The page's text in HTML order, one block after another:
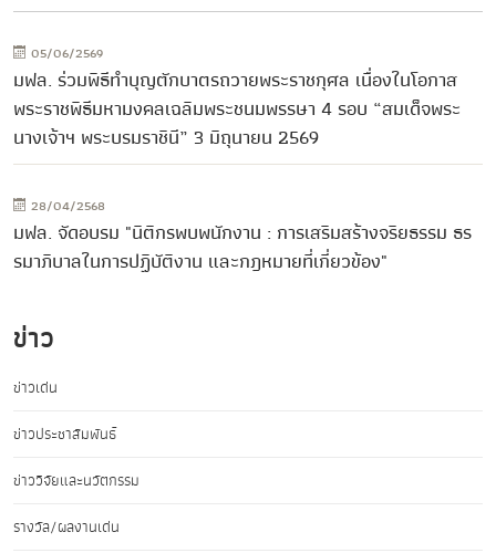
05/06/2569
มฟล. ร่วมพิธีทำบุญตักบาตรถวายพระราชกุศล เนื่องในโอกาส
พระราชพิธีมหามงคลเฉลิมพระชนมพรรษา 4 รอบ “สมเด็จพระ
นางเจ้าฯ พระบรมราชินี” 3 มิถุนายน 2569
28/04/2568
มฟล. จัดอบรม "นิติกรพบพนักงาน : การเสริมสร้างจริยธรรม ธร
รมาภิบาลในการปฏิบัติงาน และกฎหมายที่เกี่ยวข้อง"
ข่าว
ข่าวเด่น
ข่าวประชาสัมพันธ์
ข่าววิจัยและนวัตกรรม
รางวัล/ผลงานเด่น